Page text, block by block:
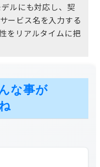
ルにも対応し、契
ービス名を入力する
をリアルタイムに把
な事が